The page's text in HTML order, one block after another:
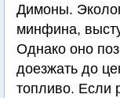
Димоны.
минфина,
Однако оно
доезжать до
топливо. Если